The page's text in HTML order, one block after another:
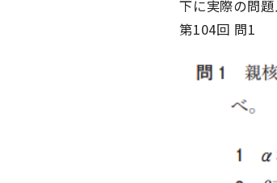
下に実際の問
第104回 問1